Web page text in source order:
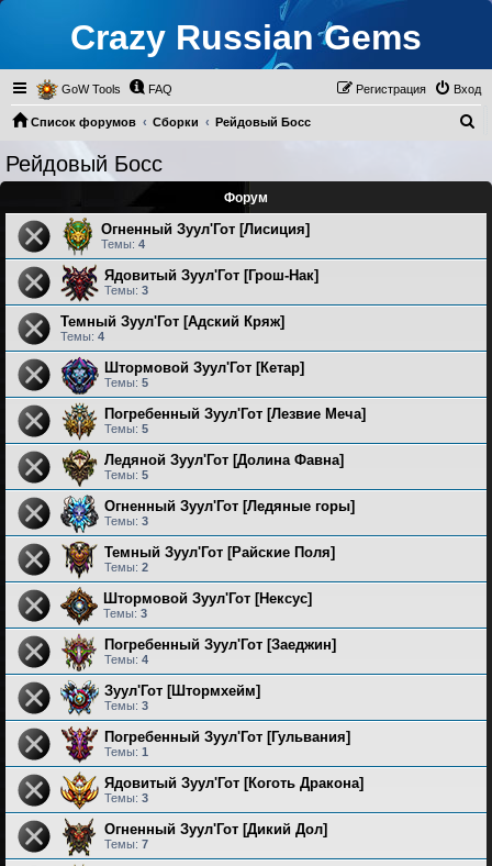
Crazy Russian Gems
GoW Tools FAQ Вход
Регистрация
Список форумов Сборки Рейдовый Босс
Рейдовый Босс
Форум
Огненный Зуул'Гот [Лисиция]
Темы: 4
Ядовитый Зуул'Гот [Грош-Нак]
Темы: 3
Темный Зуул'Гот [Адский Кряж]
Темы: 4
Штормовой Зуул'Гот [Кетар]
Темы: 5
Погребенный Зуул'Гот [Лезвие Меча]
Темы: 5
Ледяной Зуул'Гот [Долина Фавна]
Темы: 5
Огненный Зуул'Гот [Ледяные горы]
Темы: 3
Темный Зуул'Гот [Райские Поля]
Темы: 2
Штормовой Зуул'Гот [Нексус]
Темы: 3
Погребенный Зуул'Гот [Заеджин]
Темы: 4
Зуул'Гот [Штормхейм]
Темы: 3
Погребенный Зуул'Гот [Гульвания]
Темы: 1
Ядовитый Зуул'Гот [Коготь Дракона]
Темы: 3
Огненный Зуул'Гот [Дикий Дол]
Темы: 7